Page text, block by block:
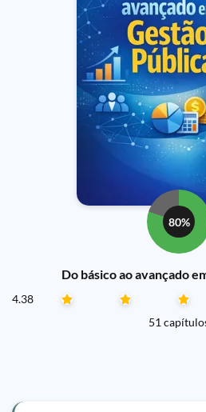
80%
Do básico ao avançado
4.38
51